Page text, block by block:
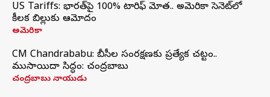
US Tariffs: భారత్‌పై 100% టారిఫ్‌ మోత.. అమెరికా సెనెట్‌లో
కీలక బిల్లుకు ఆమోదం
అమెరికా
CM Chandrababu: బీసీల సంరక్షణకు ప్రత్యేక చట్టం..
ముసాయిదా సిద్ధం: చంద్రబాబు
చంద్రబాబు నాయుడు